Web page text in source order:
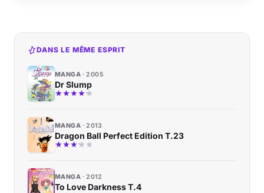
DANS LE MÊME ESPRIT
MANGA 2005
Dr Slump
MANGA 2013
Dragon Ball Perfect Edition T.23
MANGA 2012
To Love Darkness T.4